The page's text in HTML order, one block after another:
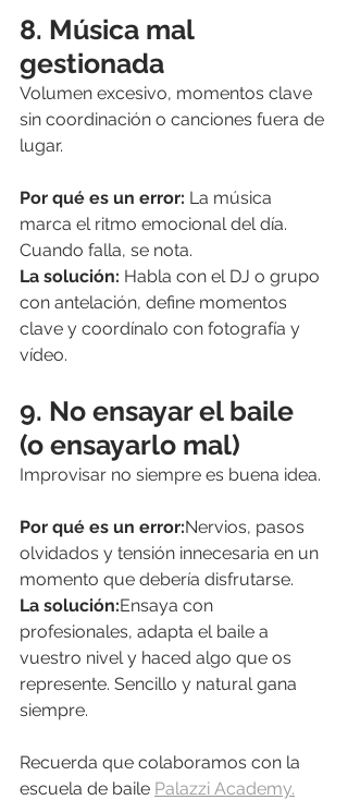
8. Música mal
gestionada
Volumen excesivo, momentos clave
sin coordinación o canciones fuera de
lugar.
Por qué es un error: La música
marca el ritmo emocional del día.
Cuando falla, se nota.
La solución: Habla con el DJ o grupo
con antelación, define momentos
clave y coordínalo con fotografía y
vídeo.
9. No ensayar el baile
(o ensayarlo mal)
Improvisar no siempre es buena idea.
Por qué es un error:Nervios, pasos
olvidados y tensión innecesaria en un
momento que debería disfrutarse.
La solución:Ensaya con
profesionales, adapta el baile a
vuestro nivel y haced algo que os
represente. Sencillo y natural gana
siempre.
Recuerda que colaboramos con la
escuela de baile Palazzi Academy.